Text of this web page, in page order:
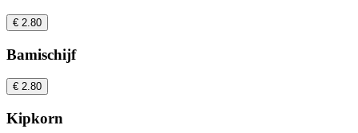
€ 2.80
Bamischijf
€ 2.80
Kipkorn